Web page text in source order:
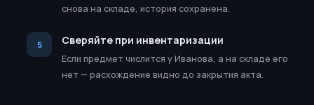
снова на складе, история сохранена.
Сверяйте при инвентаризации
Если предмет числится у Иванова, а на складе его
нет — расхождение видно до закрытия акта.